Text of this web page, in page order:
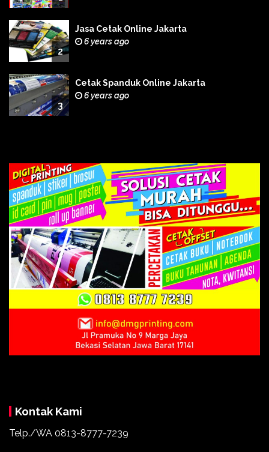
2
Jasa Cetak Online Jakarta
6 years ago
3
Cetak Spanduk Online Jakarta
6 years ago
Kontak Kami
Telp./WA 0813-8777-7239